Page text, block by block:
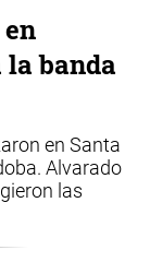
la banda
en Santa
Alvarado
las